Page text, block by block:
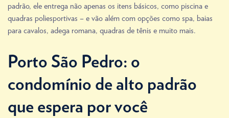
padrão, ele entrega não apenas os itens básicos, como piscina e
quadras poliesportivas – e vão além com opções como spa, baias
para cavalos, adega romana, quadras de tênis e muito mais.
Porto São Pedro: o
condomínio de alto padrão
que espera por você